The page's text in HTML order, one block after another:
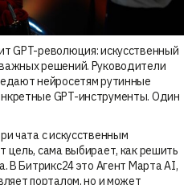
GPT-революция: искусственный
решений. Руководители
нейросетям рутинные
GPT-инструменты. Один
чата с искусственным
цель, сама выбирает, как решить
В Битрикс24 это Агент Марта AI,
порталом, но и может